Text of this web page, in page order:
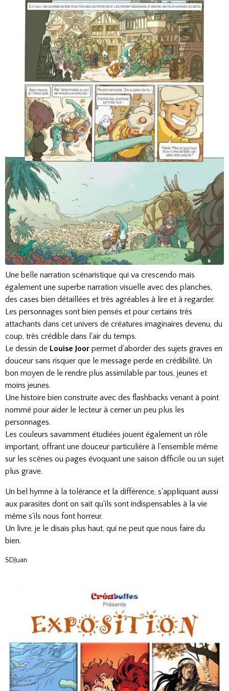
Une belle narration scénaristique qui va crescendo mais
également une superbe narration visuelle avec des planches,
des cases bien détaillées et très agréables à lire et à regarder.
Les personnages sont bien pensés et pour certains très
attachants dans cet univers de créatures imaginaires devenu, du
coup, très crédible dans l'air du temps.
Le dessin de Louise Joor permet d'aborder des sujets graves en
douceur sans risquer que le message perde en crédibilité. Un
bon moyen de le rendre plus assimilable par tous, jeunes et
moins jeunes.
Une histoire bien construite avec des flashbacks venant à point
nommé pour aider le lecteur à cerner un peu plus les
personnages.
Les couleurs savamment étudiées jouent également un rôle
important, offrant une douceur particulière à l'ensemble même
sur les scènes ou pages évoquant une saison difficile ou un sujet
plus grave.
Un bel hymne à la tolérance et la différence, s'appliquant aussi
aux parasites dont on sait qu'ils sont indispensables à la vie
même s'ils nous font horreur.
Un livre, je le disais plus haut, qui ne peut que nous faire du
bien.
SDJuan